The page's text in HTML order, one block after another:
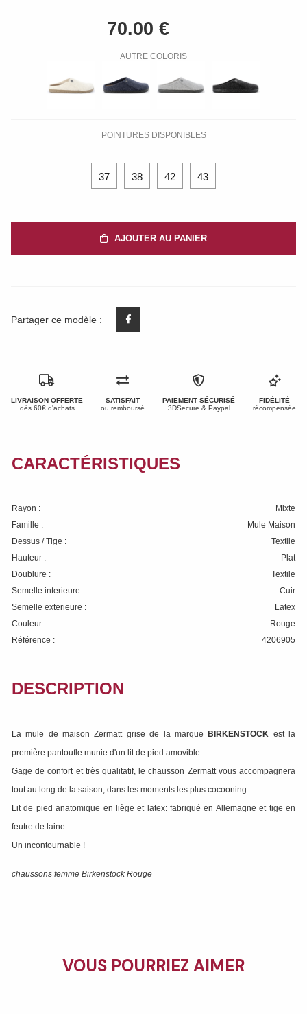
AUTRE COLORIS
POINTURES DISPONIBLES
37 38 42 43
AJOUTER AU PANIER
Partager ce modèle :
LIVRAISON OFFERTE
dès 60€ d'achats
SATISFAIT
ou remboursé
PAIEMENT SÉCURISÉ
3DSecure & Paypal
FIDÉLITÉ
récompensée
CARACTÉRISTIQUES
Rayon :
Mixte
Famille :
Mule Maison
Dessus / Tige :
Textile
Hauteur :
Plat
Doublure :
Textile
Semelle interieure :
Cuir
Semelle exterieure :
Latex
Couleur :
Rouge
Référence :
4206905
DESCRIPTION
La mule de maison Zermatt grise de la marque BIRKENSTOCK est la
première pantoufle munie d'un lit de pied amovible .
Gage de confort et très qualitatif, le chausson Zermatt vous accompagnera
tout au long de la saison, dans les moments les plus cocooning.
Lit de pied anatomique en liège et latex: fabriqué en Allemagne et tige en
feutre de laine.
Un incontournable !
chaussons femme Birkenstock Rouge
VOUS POURRIEZ AIMER